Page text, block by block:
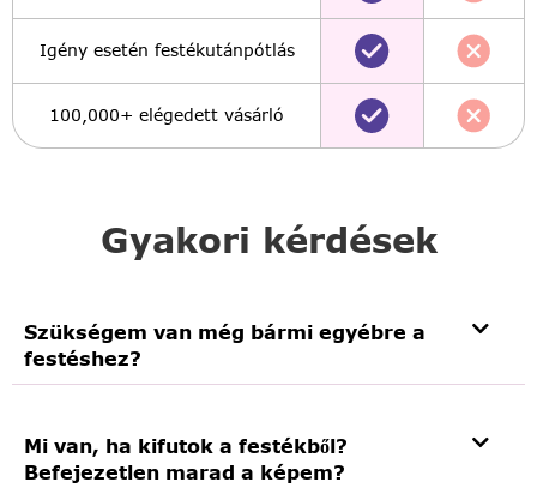
Gyakori kérdések
Szükségem van még bármi egyébre a
festéshez?
Mi van, ha kifutok a festékből?
Befejezetlen marad a képem?
Igény esetén festékutánpótlás
100,000+ elégedett vásárló